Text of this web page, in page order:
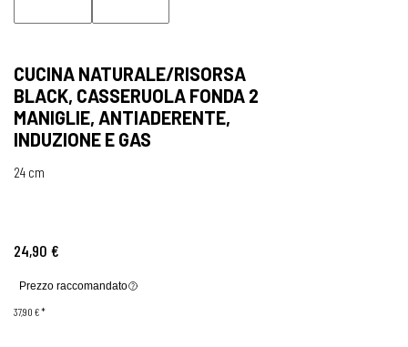
CUCINA NATURALE/RISORSA
BLACK, CASSERUOLA FONDA 2
MANIGLIE, ANTIADERENTE,
INDUZIONE E GAS
24 cm
24,90 €
Prezzo raccomandato
37,90 €*